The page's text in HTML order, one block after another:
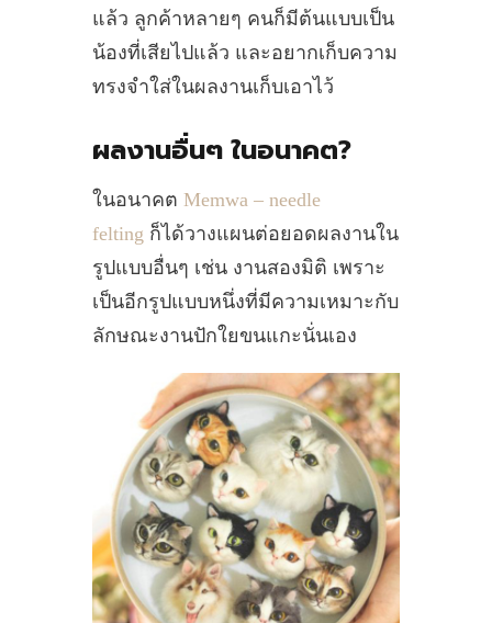
แล้ว ลูกค้าหลายๆ คนก็มีต้นแบบเป็น
น้องที่เสียไปแล้ว และอยากเก็บความ
ทรงจำใส่ในผลงานเก็บเอาไว้
ผลงานอื่นๆ ในอนาคต?
ในอนาคต Memwa – needle
felting ก็ได้วางแผนต่อยอดผลงานใน
รูปแบบอื่นๆ เช่น งานสองมิติ เพราะ
เป็นอีกรูปแบบหนึ่งที่มีความเหมาะกับ
ลักษณะงานปักใยขนแกะนั่นเอง